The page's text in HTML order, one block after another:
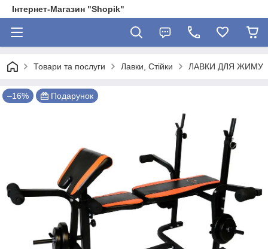
Інтернет-Магазин "Shopik"
Товари та послуги Лавки, Стійки ЛАВКИ ДЛЯ ЖИМУ
–16% Подарунок